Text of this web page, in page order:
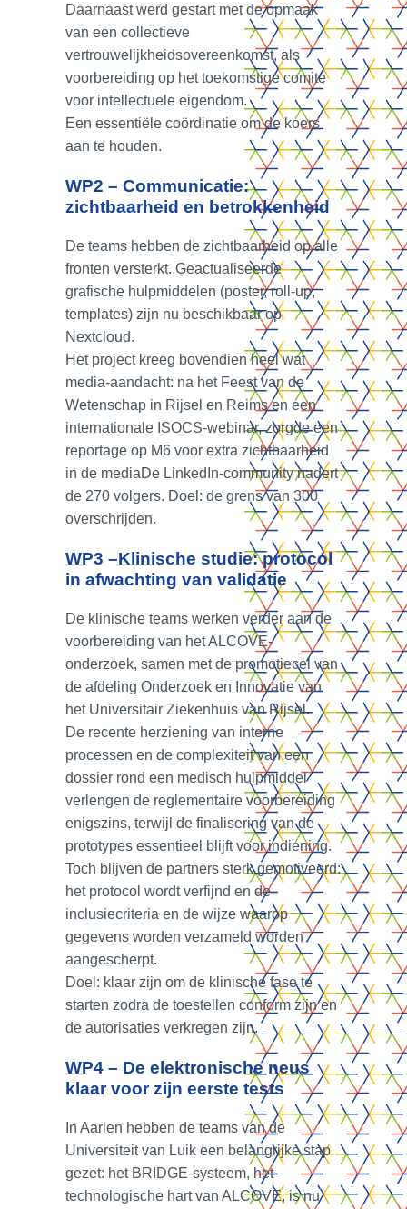
Daarnaast werd gestart met de opmaak
van een collectieve
vertrouwelijkheidsovereenkomst, als
voorbereiding op het toekomstige comité
voor intellectuele eigendom.
Een essentiële coördinatie om de koers
aan te houden.
WP2 – Communicatie:
zichtbaarheid en betrokkenheid
De teams hebben de zichtbaarheid op alle
fronten versterkt. Geactualiseerde
grafische hulpmiddelen (poster, roll‑up,
templates) zijn nu beschikbaar op
Nextcloud.
Het project kreeg bovendien heel wat
media-aandacht: na het Feest van de
Wetenschap in Rijsel en Reims en een
internationale ISOCS‑webinar, zorgde een
reportage op M6 voor extra zichtbaarheid
in de mediaDe LinkedIn‑community nadert
de 270 volgers. Doel: de grens van 300
overschrijden.
WP3 –Klinische studie: protocol
in afwachting van validatie
De klinische teams werken verder aan de
voorbereiding van het ALCOVE-
onderzoek, samen met de promotiecel van
de afdeling Onderzoek en Innovatie van
het Universitair Ziekenhuis van Rijsel.
De recente herziening van interne
processen en de complexiteit van een
dossier rond een medisch hulpmiddel
verlengen de reglementaire voorbereiding
enigszins, terwijl de finalisering van de
prototypes essentieel blijft voor indiening.
Toch blijven de partners sterk gemotiveerd:
het protocol wordt verfijnd en de
inclusiecriteria en de wijze waarop
gegevens worden verzameld worden
aangescherpt.
Doel: klaar zijn om de klinische fase te
starten zodra de toestellen conform zijn en
de autorisaties verkregen zijn.
WP4 – De elektronische neus
klaar voor zijn eerste tests
In Aarlen hebben de teams van de
Universiteit van Luik een belangrijke stap
gezet: het BRIDGE‑systeem, het
technologische hart van ALCOVE, is nu